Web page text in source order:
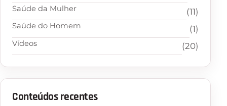
Saúde da Mulher (11)
Saúde do Homem (1)
Vídeos (20)
Conteúdos recentes